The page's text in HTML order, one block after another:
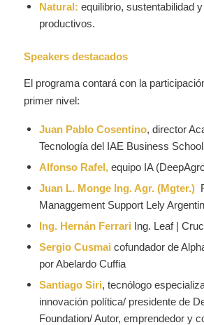
Natural: equilibrio, sustentabilidad
productivos.
Speakers destacados
El programa contará con la
primer nivel:
Juan Pablo Cosentino, director
Tecnología del IAE Business School
Alfonso Rafel, equipo IA
Juan L. Monge Ing. Agr. (Mgter.)
Managgement Support Lely
Ing. Hernán Ferrari Ing. Leaf |
Sergio Cusmai cofundador de
por Abelardo Cuffia
Santiago Siri, tecnólogo
innovación política/ presidente de
Foundation/ Autor, emprendedor y